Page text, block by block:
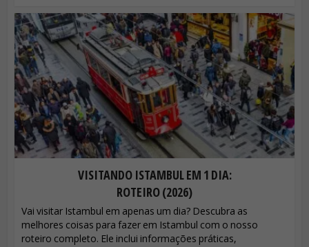
VISITANDO ISTAMBUL EM 1 DIA:
ROTEIRO (2026)
Vai visitar Istambul em apenas um dia? Descubra as
melhores coisas para fazer em Istambul com o nosso
roteiro completo. Ele inclui informações práticas,